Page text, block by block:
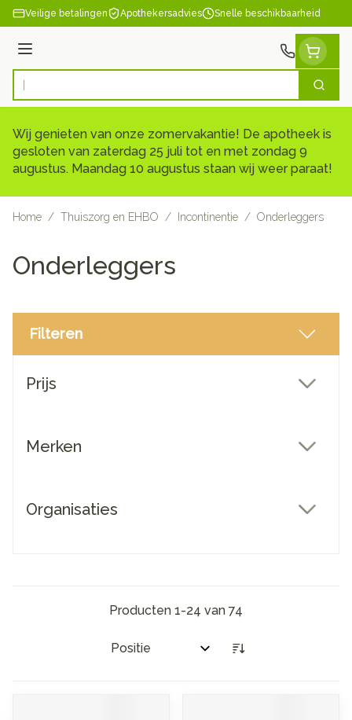
Ga naar de inhoud
Veilige betalingen Apothekersadvies Snelle beschikbaarheid
Menu
Product, merk, categorie... Zoek
Wij genieten van onze zomervakantie! De apotheek is
gesloten van zaterdag 25 juli tot en met zondag 9
augustus. Maandag 10 augustus staan wij weer paraat!
Home / Thuiszorg en EHBO / Incontinentie / Onderleggers
Onderleggers
Filteren
Prijs
Merken
Organisaties
Producten 1-24 van 74
Sorteer op: